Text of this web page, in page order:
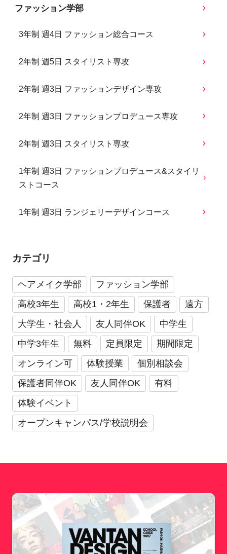
ファッション学部
3年制 週4日 ファッション総合コース
2年制 週5日 スタイリスト専攻
2年制 週3日 ファッションデザイン専攻
2年制 週3日 ファッションプロデュース専攻
2年制 週3日 スタイリスト専攻
1年制 週3日 ファッションプロデュース&スタイリ
ストコース
1年制 週3日 ランジェリーデザインコース
カテゴリ
ヘアメイク学部
ファッション学部
高校3年生
高校1・2年生 保護者
遠方
大学生・社会人
友人同伴OK
中学生
中学3年生
無料 定員限定
期間限定
オンライン可
体験授業
個別相談会
保護者同伴OK
友人同伴OK
有料
体験イベント
オープンキャンパス/学校説明会